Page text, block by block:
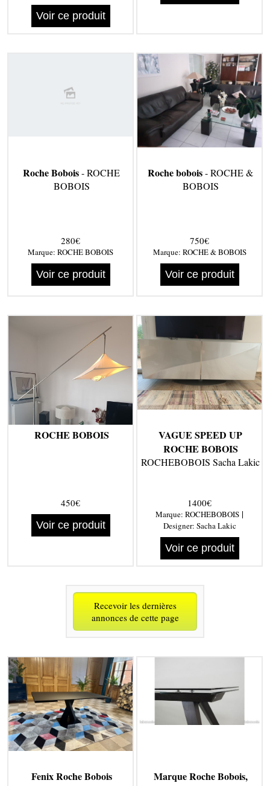
Voir ce produit
Roche Bobois- ROCHE
BOBOIS
280€
Marque: ROCHE BOBOIS
Voir ce produit
Roche bobois- ROCHE &
BOBOIS
750€
Marque: ROCHE & BOBOIS
Voir ce produit
ROCHE BOBOIS
450€
Voir ce produit
VAGUE SPEED UP
ROCHE BOBOIS
ROCHEBOBOIS Sacha Lakic
1400€
Marque: ROCHEBOBOIS |
Designer: Sacha Lakic
Voir ce produit
Recevoir les dernières
annonces de cette page
Fenix Roche Bobois
Marque Roche Bobois,